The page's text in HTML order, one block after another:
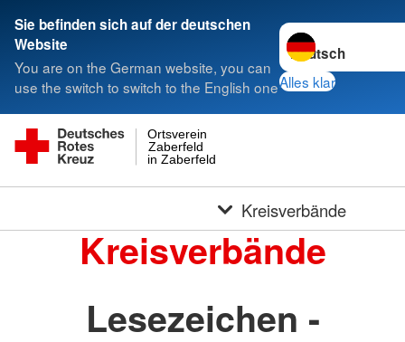
Sie befinden sich auf der deutschen
Website
You are on the German website, you can
use the switch to switch to the English one
Sprache wechseln
Alles klar
in Zaberfeld
Zaberfeld
Ortsverein
Kreisverbände
Kreisverbände
Lesezeichen -